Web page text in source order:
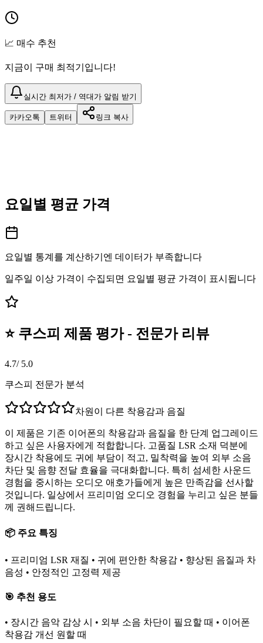
📈 매수 추천
지금이 구매 최적기입니다!
실시간 최저가 / 역대가 알림 받기
카카오톡 트위터 링크 복사
요일별 평균 가격
요일별 통계를 계산하기엔 데이터가 부족합니다
일주일 이상 가격이 수집되면 요일별 평균 가격이 표시됩니다
⭐ 쿠스피 제품 평가 - 전문가 리뷰
4.7/ 5.0
쿠스피 전문가 분석
차원이 다른 착용감과 음질
이 제품은 기존 이어폰의 착용감과 음질을 한 단계 업그레이드
하고 싶은 사용자에게 적합합니다. 고품질 LSR 소재 덕분에
장시간 착용에도 귀에 부담이 적고, 밀착력을 높여 외부 소음
차단 및 음향 전달 효율을 극대화합니다. 특히 섬세한 사운드
경험을 중시하는 오디오 애호가들에게 높은 만족감을 선사할
것입니다. 일상에서 프리미엄 오디오 경험을 누리고 싶은 분들
께 권해드립니다.
📦 주요 특징
• 프리미엄 LSR 재질 • 귀에 편안한 착용감 • 향상된 음질과 차
음성 • 안정적인 고정력 제공
🎯 추천 용도
• 장시간 음악 감상 시 • 외부 소음 차단이 필요할 때 • 이어폰
착용감 개선 원할 때